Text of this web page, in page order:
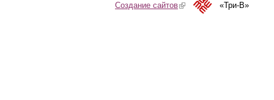
Создание сайтов(link is external)«Три-В»